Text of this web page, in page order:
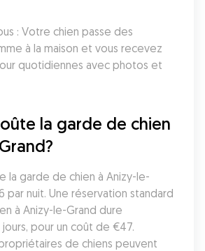
: Votre chien passe des
à la maison et vous recevez
quotidiennes avec photos et
la garde de chien
la garde de chien à Anizy-le-
par nuit. Une réservation standard
à Anizy-le-Grand dure
pour un coût de €47.
de chiens peuvent